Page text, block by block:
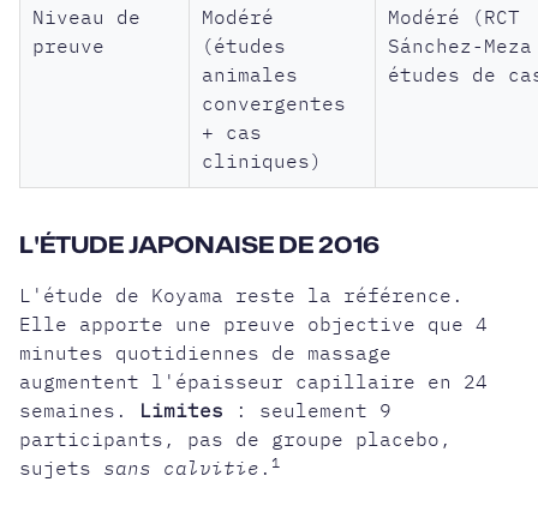
Niveau de
preuve
Modéré
(études
animales
convergentes
+ cas
cliniques)
Modéré (RCT
Sánchez-
études de
L'ÉTUDE JAPONAISE DE 2016
L'étude de Koyama reste la référence.
Elle apporte une preuve objective que 4
minutes quotidiennes de massage
augmentent l'épaisseur capillaire en 24
semaines. Limites : seulement 9
participants, pas de groupe placebo,
sujets sans calvitie . 1